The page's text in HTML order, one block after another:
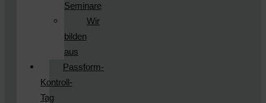
Seminare
Wir
bilden
aus
Passform-
Kontroll-
Tag